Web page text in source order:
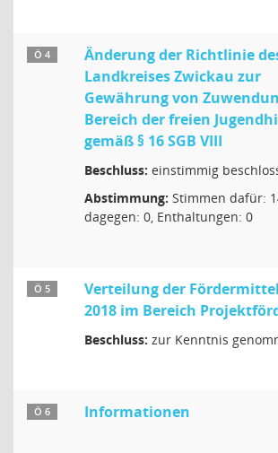
Ö 4
Änderung der Richtlinie
Landkreises Zwickau zur
Gewährung von
Bereich der freien
gemäß § 16 SGB VIII
Beschluss: einstimmig
Abstimmung: Stimmen dafür:
dagegen: 0, Enthaltungen: 0
Ö 5
Verteilung der
2018 im Bereich
Beschluss: zur Kenntnis
Ö 6 Informationen